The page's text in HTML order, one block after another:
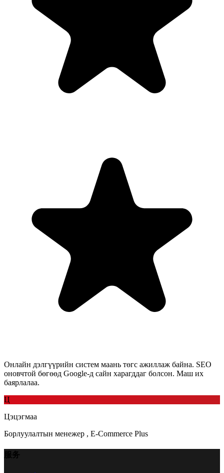
Онлайн дэлгүүрийн систем маань төгс ажиллаж байна. SEO
оновчтой бөгөөд Google-д сайн харагддаг болсон. Маш их
баярлалаа.
Ц
Цэцэгмаа
Борлуулалтын менежер , E-Commerce Plus
服务